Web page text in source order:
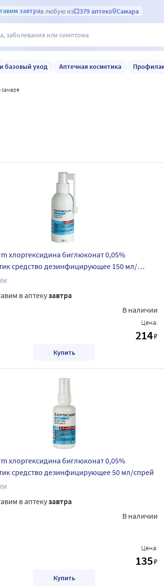
завтрав любую из 379 аптекв Самара
базовый уход Аптечная косметика
самаре
хлоргексидина биглюконат 0,05%
средство дезинфицирующее 150 мл/
в аптекузавтра
В наличии
Цена:
214₽
Купить
хлоргексидина биглюконат 0,05%
средство дезинфицирующее 50 мл/спрей
в аптекузавтра
В наличии
Цена:
135₽
Купить